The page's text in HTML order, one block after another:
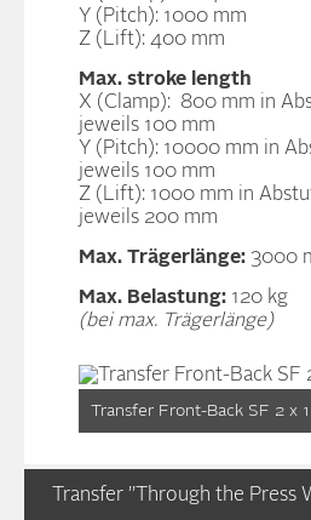
Y (Pitch): 1000 mm
Z (Lift): 400 mm
Max. stroke length
X (Clamp): 800 mm in
jeweils 100 mm
Y (Pitch): 10000 mm in
jeweils 100 mm
Z (Lift): 1000 mm in
jeweils 200 mm
Max. Trägerlänge: 3000
Max. Belastung: 120 kg
(bei max. Trägerlänge)
Transfer Front-Back SF 2 x
Transfer ”Through the Press